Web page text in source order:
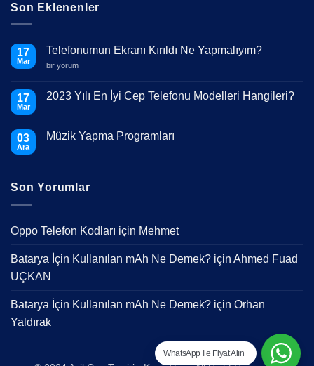
Son Eklenenler
17
Mar
Telefonumun Ekranı Kırıldı Ne Yapmalıyım?
Telefonumun
Ne
Yapmalıyım?
bir yorum
17
Mar
2023 Yılı En İyi Cep Telefonu Modelleri Hangileri?
Yılı
Modelleri
Hangileri?
03
Ara
Müzik Yapma Programları
Programları
Son Yorumlar
Oppo Telefon Kodları için Mehmet
Batarya İçin Kullanılan mAh Ne Demek? için Ahmed Fuad
UÇKAN
Batarya İçin Kullanılan mAh Ne Demek? için Orhan
Yaldırak
WhatsApp ile Fiyat Alın